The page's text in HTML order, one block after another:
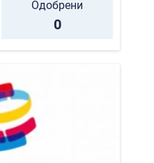
Одобрени
0